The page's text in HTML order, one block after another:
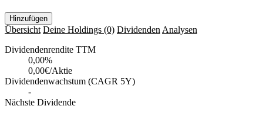
Hinzufügen
Übersicht Deine Holdings (0) Dividenden Analysen
Dividendenrendite TTM
0,00%
0,00€/Aktie
Dividendenwachstum (CAGR 5Y)
-
Nächste Dividende